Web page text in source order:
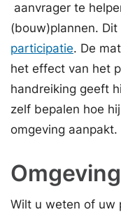
aanvrager te
(bouw)plannen.
participatie. De
het effect van het
handreiking geeft
zelf bepalen hoe
omgeving aanpakt.
Wilt u weten of uw